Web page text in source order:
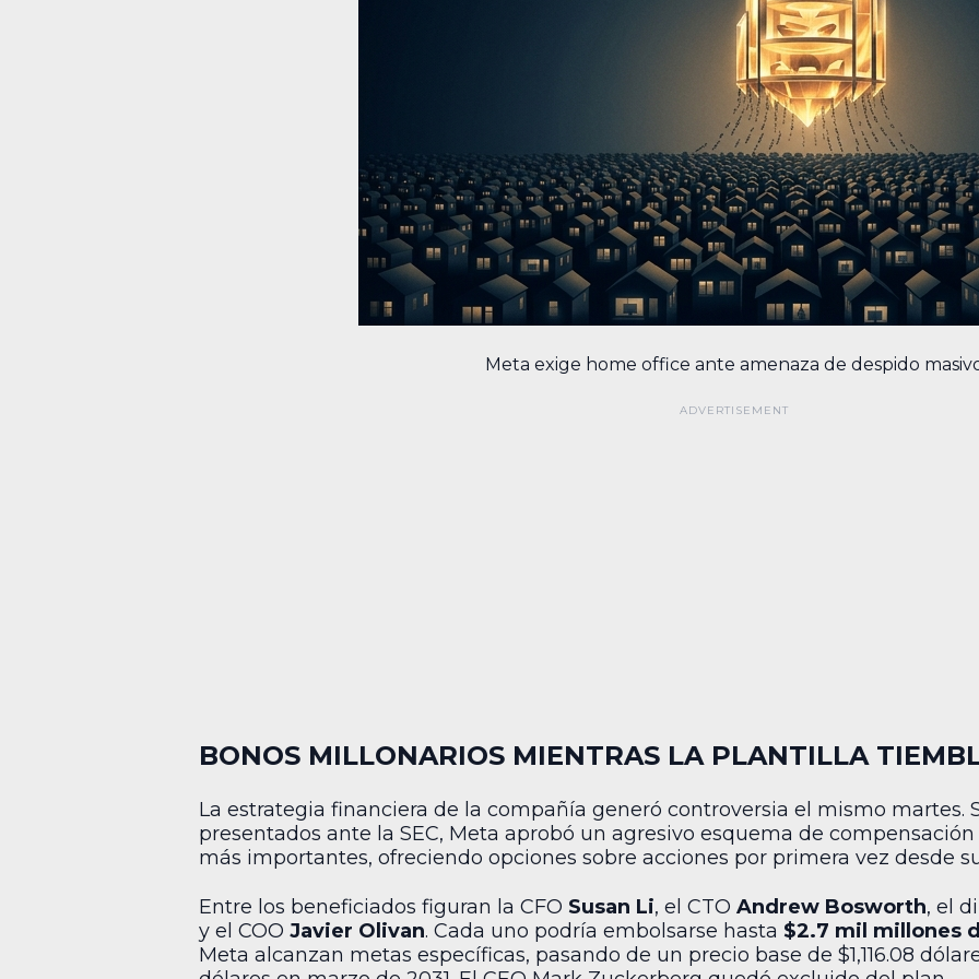
Meta exige home office ante amenaza de despido
BONOS MILLONARIOS MIENTRAS LA PLANTILLA
La estrategia financiera de la compañía generó controversia el mismo martes.
presentados ante la SEC, Meta aprobó un agresivo esquema de
más importantes, ofreciendo opciones sobre acciones por primera vez desde
Entre los beneficiados figuran la CFO Susan Li, el CTO Andrew Bosworth, el
y el COO Javier Olivan. Cada uno podría embolsarse hasta $2.7 mil millones
Meta alcanzan metas específicas, pasando de un precio base de $1,116.08